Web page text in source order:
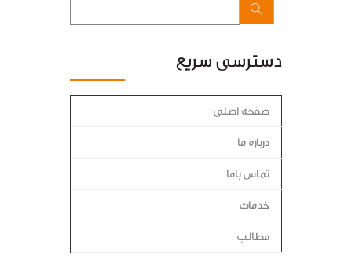
دسترسی سریع
صفحه اصلی
درباره ما
تماس باما
خدمات
مطالب